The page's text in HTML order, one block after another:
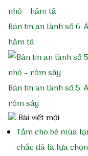
Cảm nhận
Tin tức
Điểm mua hàng
Bản tin an lành số 6:
hăm tã
Bản tin an lành số 5:
rôm sảy
Bài viết mới
Tắm cho bé mùa
chắc đã là lựa